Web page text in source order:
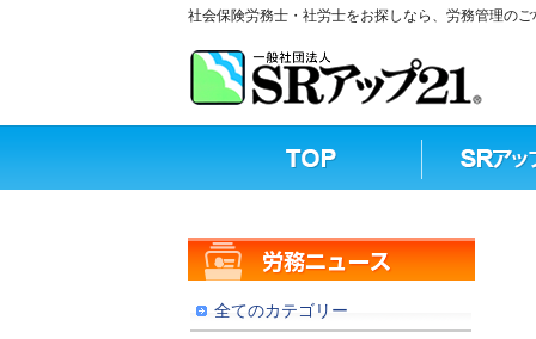
社会保険労務士・社労士をお探しなら、労務管理の
全てのカテゴリー